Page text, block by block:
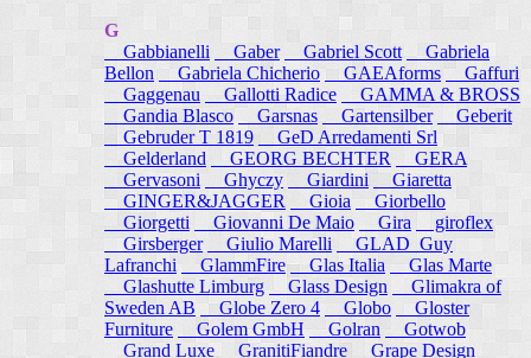
G
Gabbianelli
Gaber Gabriel Scott
Gabriela
Bellon
Gabriela Chicherio GAEAforms
Gaffuri
Gaggenau
Gallotti Radice
GAMMA & BROSS
Gandia Blasco
Garsnas Gartensilber
Geberit
Gebruder T 1819
GeD Arredamenti Srl
Gelderland
GEORG BECHTER
GERA
Gervasoni
Ghyczy Giardini
Giaretta
GINGER&JAGGER
Gioia
Giorbello
Giorgetti
Giovanni De Maio Gira
giroflex
Girsberger
Giulio Marelli
GLAD_Guy
Lafranchi
GlammFire Glas Italia
Glas Marte
Glashutte Limburg
Glass Design
Glimakra of
Sweden AB
Globe Zero 4 Globo
Gloster
Furniture
Golem GmbH Golran
Gotwob
Grand Luxe
GranitiFiandre
Grape Design